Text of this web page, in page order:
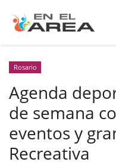
Rosario
Agenda
de semana
eventos y
Recreativa